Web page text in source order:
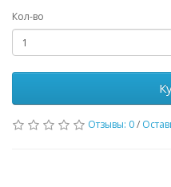
Кол-во
Отзывы: 0/